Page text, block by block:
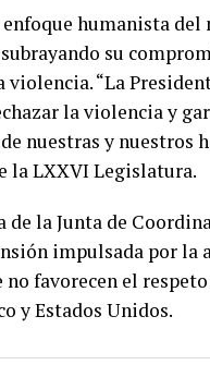
humanista
su
violencia. “La
la violencia y
nuestras y nuestros
la LXXVI Legislatura.
la Junta de
impulsada por la
favorecen el
y Estados Unidos.